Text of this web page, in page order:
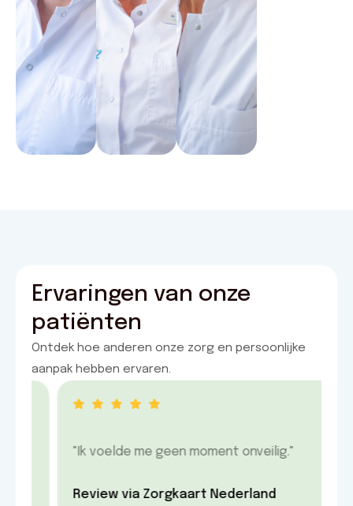
Ervaringen van onze
patiënten
Ontdek hoe anderen onze zorg en persoonlijke
aanpak hebben ervaren.
"Ik voelde me geen moment onveilig."
Review via Zorgkaart Nederland